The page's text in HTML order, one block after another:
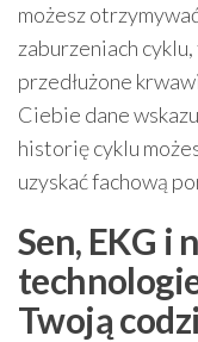
możesz
zaburzeniach
przedłużone
Ciebie dane
historię cyklu
uzyskać fachową
Sen, EKG i
Twoją